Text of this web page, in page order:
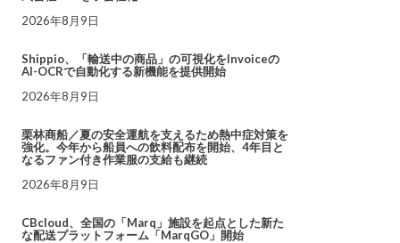
2026年8月9日
Shippio、「輸送中の商品」の可視化をInvoiceの
AI-OCRで自動化する新機能を提供開始
2026年8月9日
栗林商船／夏の安全運航を支えるため熱中症対策を
強化。今年から船員への飲料配布を開始、4年目と
なるファン付き作業服の支給も継続
2026年8月9日
CBcloud、全国の「Marq」施設を起点とした新た
な配送プラットフォーム「MarqGO」開始